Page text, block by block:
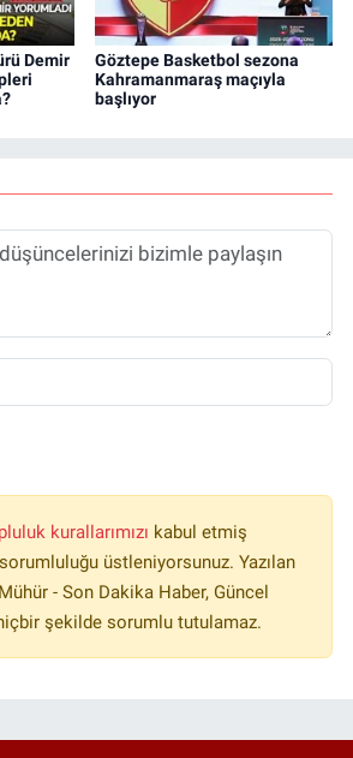
Demir
Göztepe Basketbol sezona
Kahramanmaraş maçıyla
başlıyor
kurallarımızı kabul etmiş
üstleniyorsunuz. Yazılan
- Son Dakika Haber, Güncel
şekilde sorumlu tutulamaz.